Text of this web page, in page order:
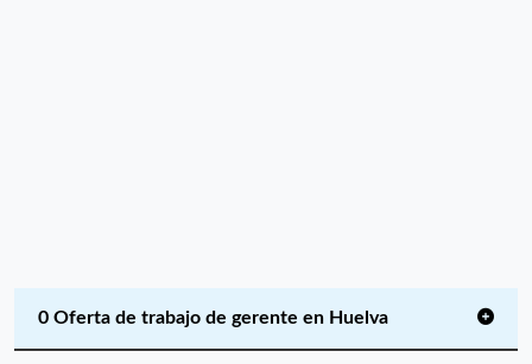
0 Oferta de trabajo de gerente en Huelva